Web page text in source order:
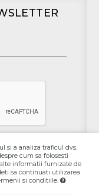
si a analiza traficul dvs.
cum sa folosesti
informatii furnizate de
sa continuati utilizarea
si conditiile.